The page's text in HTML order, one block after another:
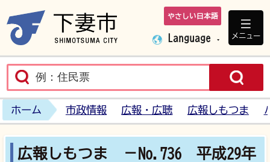
下妻市ホームペ
やさしい日本語
Language メニュー
ホーム 市政情報 広報・広聴 広報しもつま
広報しもつま －No.736 平成29年